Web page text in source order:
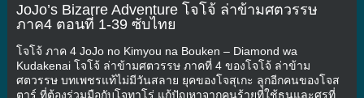
JoJo’s Bizarre Adventure โจโจ้ ล่าข้ามศตวรรษ
ภาค4 ตอนที่ 1-39 ซับไทย
โจโจ้ ภาค 4 JoJo no Kimyou na Bouken – Diamond wa
Kudakenai โจโจ้ ล่าข้ามศตวรรษ ภาคที่ 4 ของโจโจ้ ล่าข้าม
ศตวรรษ บทเพชรแท้ไม่มีวันสลาย ยุคของโจสุเกะ ลูกอีกคนของโจส
ตาร์ ที่ต้องร่วมมือกับโจทาโร่ แก้ปัญหาจากคนร้ายที่ใช้ธนูและศรที่